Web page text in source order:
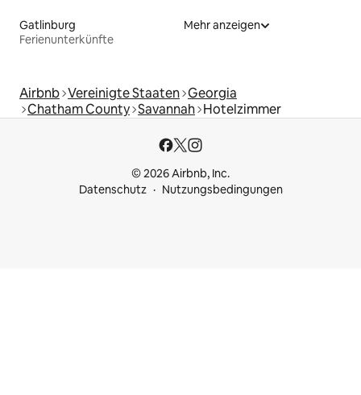
Gatlinburg
Ferienunterkünfte
Mehr anzeigen
Airbnb Vereinigte Staaten Georgia
Chatham County Savannah Hotelzimmer
© 2026 Airbnb, Inc.
Datenschutz
Nutzungsbedingungen